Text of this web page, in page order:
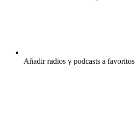
Añadir radios y podcasts a favoritos